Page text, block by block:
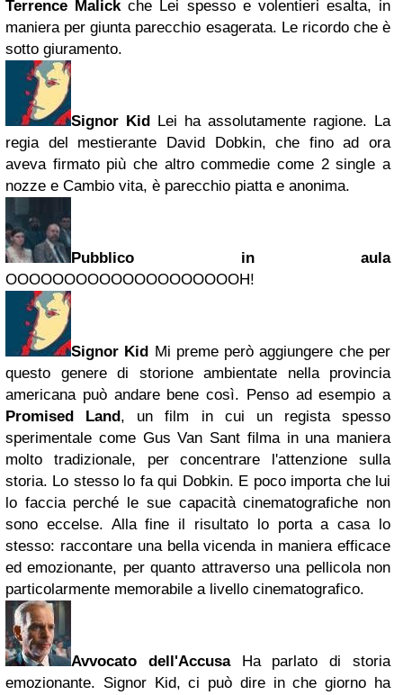
Terrence Malickche Lei spesso e volentieri esalta, in
maniera per giunta parecchio esagerata. Le ricordo che è
sotto giuramento.
Signor Kid
Lei ha assolutamente ragione. La
regia del mestierante David Dobkin, che fino ad ora
aveva firmato più che altro commedie come 2 single a
nozze e Cambio vita, è parecchio piatta e anonima.
Pubblico in aula
OOOOOOOOOOOOOOOOOOOOH!
Signor Kid
Mi preme però aggiungere che per
questo genere di storione ambientate nella provincia
americana può andare bene così. Penso ad esempio a
Promised Land , un film in cui un regista spesso
sperimentale come Gus Van Sant filma in una maniera
molto tradizionale, per concentrare l'attenzione sulla
storia. Lo stesso lo fa qui Dobkin. E poco importa che lui
lo faccia perché le sue capacità cinematografiche non
sono eccelse. Alla fine il risultato lo porta a casa lo
stesso: raccontare una bella vicenda in maniera efficace
ed emozionante, per quanto attraverso una pellicola non
particolarmente memorabile a livello cinematografico.
Avvocato dell'AccusaHa parlato di storia
emozionante. Signor Kid, ci può dire in che giorno ha